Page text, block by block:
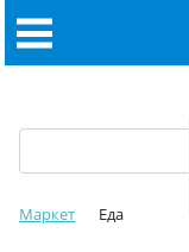
Маркет Еда